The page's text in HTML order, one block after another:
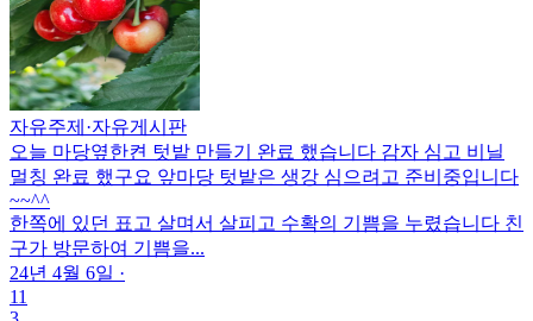
자유주제 ·자유게시판
오늘 마당옆한켠 텃밭 만들기 완료 했습니다 감자 심고 비닐
멀칭 완료 했구요 앞마당 텃밭은 생강 심으려고 준비중입니다
~~^^
한쪽에 있던 표고 살며서 살피고 수확의 기쁨을 누렸습니다 친
구가 방문하여 기쁨을...
24년 4월 6일 ·
11